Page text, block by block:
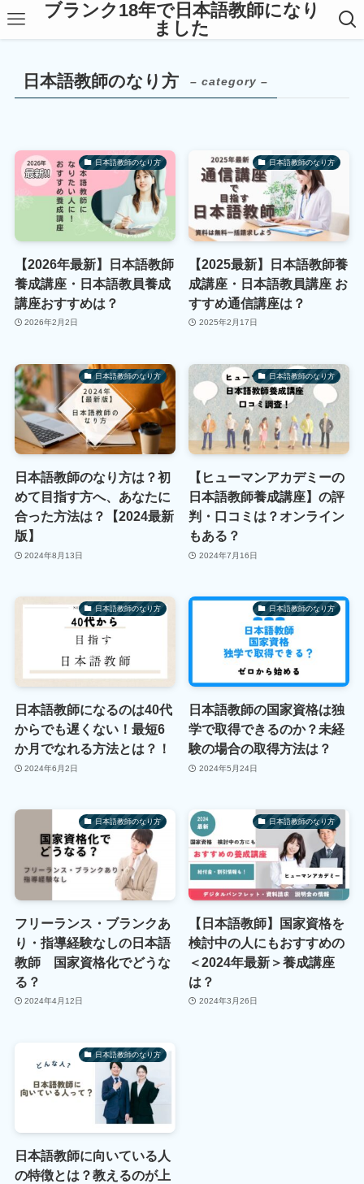
ブランク18年で日本語教師になり
ました
日本語教師のなり方 – category –
日本語教師のなり方
【2026年最新】日本語教師
養成講座・日本語教員養成
講座おすすめは？
2026年2月2日
日本語教師のなり方
【2025最新】日本語教師養
成講座・日本語教員講座 お
すすめ通信講座は？
2025年2月17日
日本語教師のなり方
日本語教師のなり方は？初
めて目指す方へ、あなたに
合った方法は？【2024最新
版】
2024年8月13日
日本語教師のなり方
【ヒューマンアカデミーの
日本語教師養成講座】の評
判・口コミは？オンライン
もある？
2024年7月16日
日本語教師のなり方
日本語教師になるのは40代
からでも遅くない！最短6
か月でなれる方法とは？！
2024年6月2日
日本語教師のなり方
日本語教師の国家資格は独
学で取得できるのか？未経
験の場合の取得方法は？
2024年5月24日
日本語教師のなり方
フリーランス・ブランクあ
り・指導経験なしの日本語
教師 国家資格化でどうな
る？
2024年4月12日
日本語教師のなり方
【日本語教師】国家資格を
検討中の人にもおすすめの
＜2024年最新＞養成講座
は？
2024年3月26日
日本語教師のなり方
日本語教師に向いている人
の特徴とは？教えるのが上